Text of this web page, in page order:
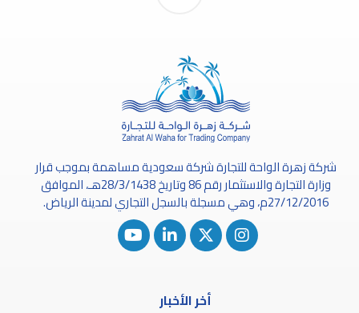
شركة زهرة الواحة للتجارة شركة سعودية مساهمة بموجب قرار
وزارة التجارة والاستثمار رقم 86 وتاريخ 28/3/1438هـ، الموافق
27/12/2016م، وهي مسجلة بالسجل التجاري لمدينة الرياض.
أخر الأخبار